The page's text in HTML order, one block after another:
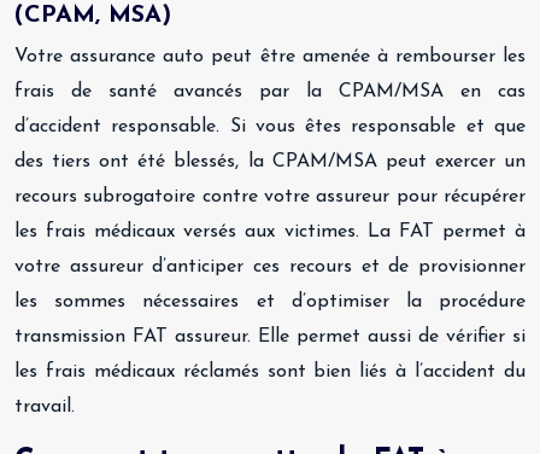
(CPAM, MSA)
Votre assurance auto peut être amenée à rembourser les
frais de santé avancés par la CPAM/MSA en cas
d’accident responsable. Si vous êtes responsable et que
des tiers ont été blessés, la CPAM/MSA peut exercer un
recours subrogatoire contre votre assureur pour récupérer
les frais médicaux versés aux victimes. La FAT permet à
votre assureur d’anticiper ces recours et de provisionner
les sommes nécessaires et d’optimiser la procédure
transmission FAT assureur. Elle permet aussi de vérifier si
les frais médicaux réclamés sont bien liés à l’accident du
travail.